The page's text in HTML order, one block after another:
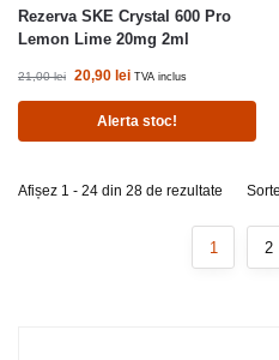
Rezerva SKE Crystal 600 Pro
Lemon Lime 20mg 2ml
21,00lei 20,90 lei TVA inclus
Alerta stoc!
Afișez 1 - 24 din 28 de rezultate
1 2